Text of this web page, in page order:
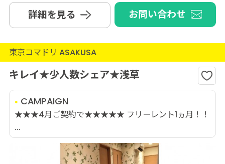
詳細を見る お問い合わせ
東京コマドリ ASAKUSA
キレイ★少人数シェア★浅草
CAMPAIGN
★★★4月ご契約で★★★★★ フリーレント1ヵ月！！
...